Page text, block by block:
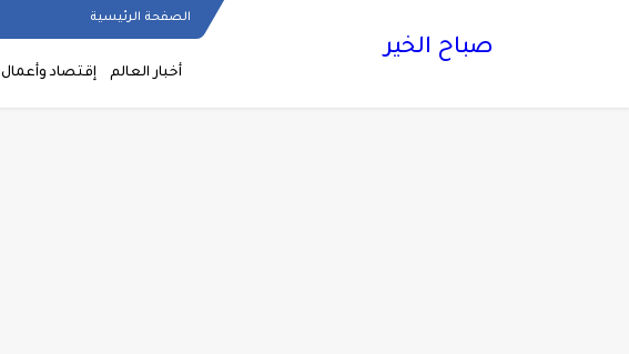
الصفحة الرئيسية
صباح الخير
أخبار العالم إقتصاد وأعمال